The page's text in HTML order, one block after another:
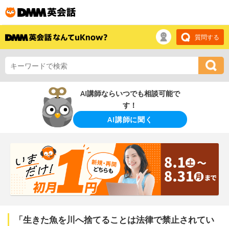
質問する
AI講師ならいつでも相談可能で
す！
AI講師に聞く
「生きた魚を川へ捨てることは法律で禁止されてい